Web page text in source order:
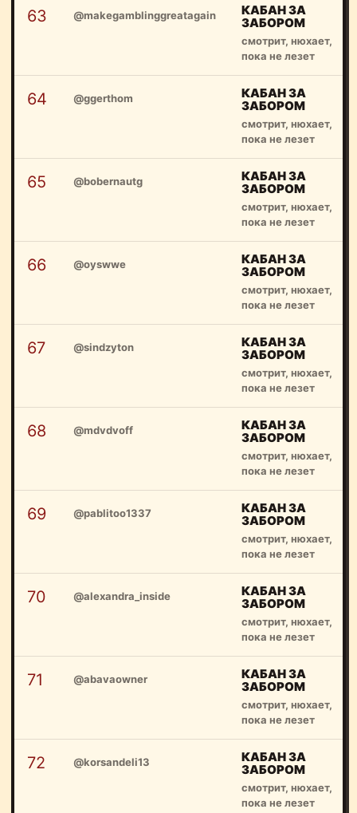
63 @makegamblinggreatagain
КАБАН ЗА
ЗАБОРОМ
смотрит, нюхает,
пока не лезет
64 @ggerthom
КАБАН ЗА
ЗАБОРОМ
смотрит, нюхает,
пока не лезет
65 @bobernautg
КАБАН ЗА
ЗАБОРОМ
смотрит, нюхает,
пока не лезет
66 @oyswwe
КАБАН ЗА
ЗАБОРОМ
смотрит, нюхает,
пока не лезет
67 @sindzyton
КАБАН ЗА
ЗАБОРОМ
смотрит, нюхает,
пока не лезет
68 @mdvdvoff
КАБАН ЗА
ЗАБОРОМ
смотрит, нюхает,
пока не лезет
69 @pablitoo1337
КАБАН ЗА
ЗАБОРОМ
смотрит, нюхает,
пока не лезет
70 @alexandra_inside
КАБАН ЗА
ЗАБОРОМ
смотрит, нюхает,
пока не лезет
71 @abavaowner
КАБАН ЗА
ЗАБОРОМ
смотрит, нюхает,
пока не лезет
72 @korsandeli13
КАБАН ЗА
ЗАБОРОМ
смотрит, нюхает,
пока не лезет